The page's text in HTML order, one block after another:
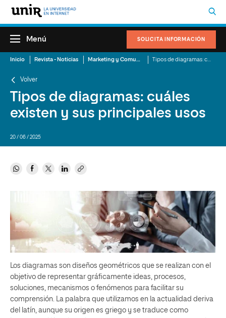
SOLICITA INFORMACIÓN
Menú
Inicio Revista - Noticias Marketing y Comunicación
Volver
Tipos de diagramas: cuáles
existen y sus principales usos
20 / 06 / 2025
Los diagramas son diseños geométricos que se realizan con el
objetivo de representar gráficamente ideas, procesos,
soluciones, mecanismos o fenómenos para facilitar su
comprensión. La palabra que utilizamos en la actualidad deriva
del latín, aunque su origen es griego y se traduce como